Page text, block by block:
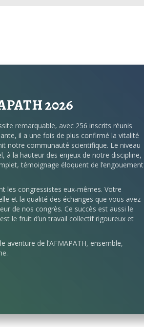
2026
remarquable, avec 256 inscrits réunis
il a une fois de plus confirmé la vitalité
notre communauté scientifique. Le niveau
à la hauteur des enjeux de notre discipline,
témoignage éloquent de l’engouement
les congressistes eux-mêmes. Votre
et la qualité des échanges que vous avez
de nos congrès. Ce succès est aussi le
le fruit d’un travail collectif rigoureux et
aventure de l’AFMAPATH, ensemble,